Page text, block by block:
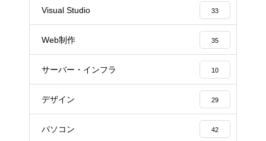
Visual Studio 33
Web制作 35
サーバー・インフラ 10
デザイン 29
パソコン 42